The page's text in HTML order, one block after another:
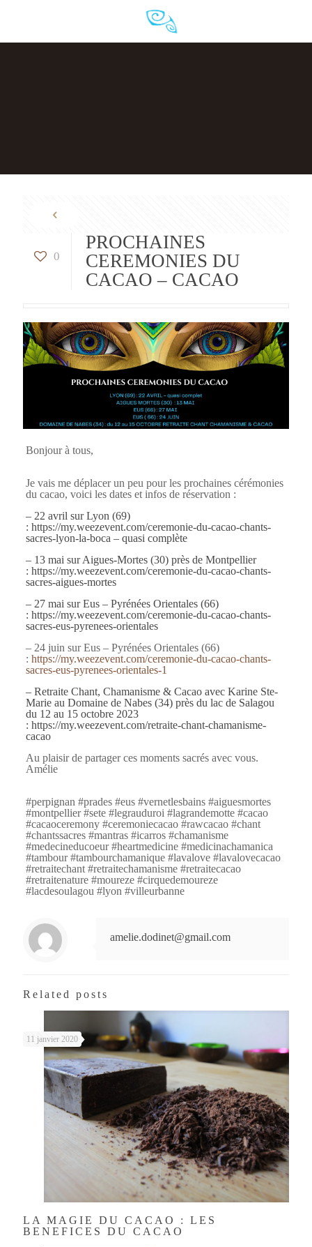
0
PROCHAINES
CEREMONIES DU
CACAO – CACAO
Bonjour à tous,
Je vais me déplacer un peu pour les prochaines cérémonies
du cacao, voici les dates et infos de réservation :
– 22 avril sur Lyon (69)
: https://my.weezevent.com/ceremonie-du-cacao-chants-
sacres-lyon-la-boca – quasi complète
– 13 mai sur Aigues-Mortes (30) près de Montpellier
: https://my.weezevent.com/ceremonie-du-cacao-chants-
sacres-aigues-mortes
– 27 mai sur Eus – Pyrénées Orientales (66)
: https://my.weezevent.com/ceremonie-du-cacao-chants-
sacres-eus-pyrenees-orientales
– 24 juin sur Eus – Pyrénées Orientales (66)
: https://my.weezevent.com/ceremonie-du-cacao-chants-
sacres-eus-pyrenees-orientales-1
– Retraite Chant, Chamanisme & Cacao avec Karine Ste-
Marie au Domaine de Nabes (34) près du lac de Salagou
du 12 au 15 octobre 2023
: https://my.weezevent.com/retraite-chant-chamanisme-
cacao
Au plaisir de partager ces moments sacrés avec vous.
Amélie
#perpignan #prades #eus #vernetlesbains #aiguesmortes
#montpellier #sete #legrauduroi #lagrandemotte #cacao
#cacaoceremony #ceremoniecacao #rawcacao #chant
#chantssacres #mantras #icarros #chamanisme
#medecineducoeur #heartmedicine #medicinachamanica
#tambour #tambourchamanique #lavalove #lavalovecacao
#retraitechant #retraitechamanisme #retraitecacao
#retraitenature #moureze #cirquedemoureze
#lacdesoulagou #lyon #villeurbanne
amelie.dodinet@gmail.com
Related posts
11 janvier 2020
LA MAGIE DU CACAO : LES
BENEFICES DU CACAO